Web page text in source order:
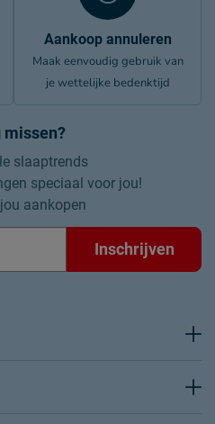
Aankoop annuleren
Maak eenvoudig gebruik van
je wettelijke bedenktijd
missen?
slaaptrends
speciaal voor jou!
aankopen
Inschrijven